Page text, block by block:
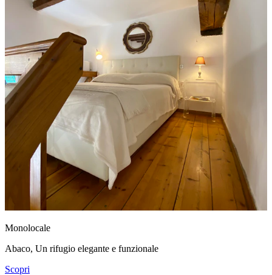
Monolocale
Abaco, Un rifugio elegante e funzionale
Scopri